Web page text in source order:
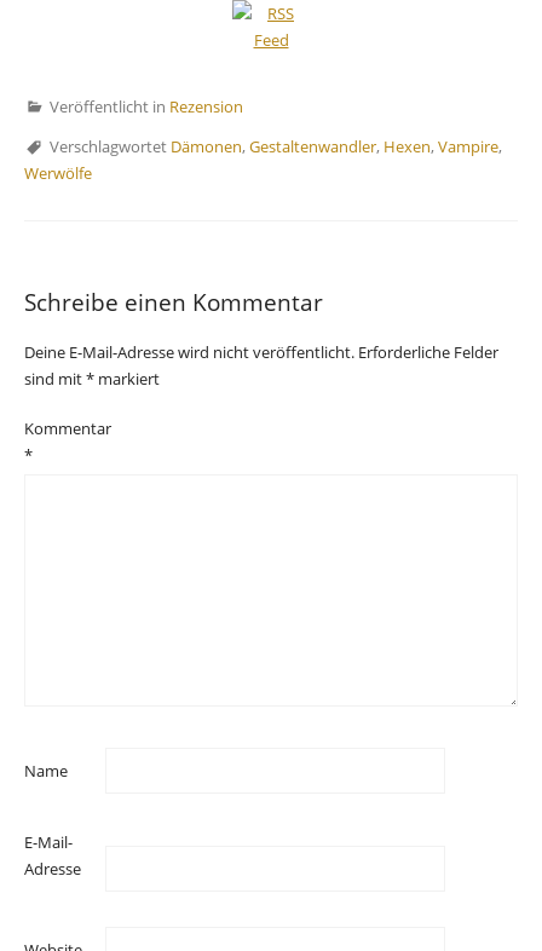
Veröffentlicht in Rezension
Verschlagwortet Dämonen,Gestaltenwandler, Hexen,Vampire,
Werwölfe
Schreibe einen Kommentar
Deine E-Mail-Adresse wird nicht veröffentlicht. Erforderliche Felder
sind mit* markiert
Kommentar
*
Name
E-Mail-
Adresse